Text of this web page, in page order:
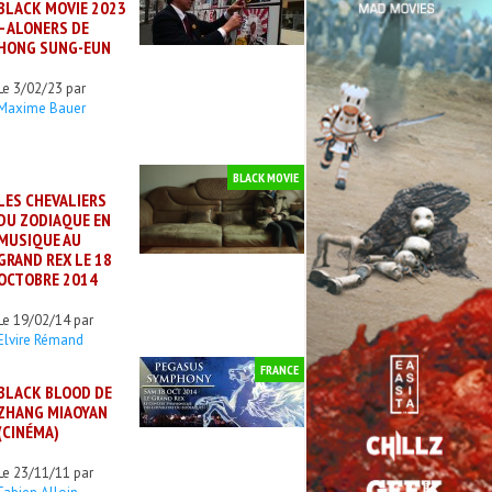
MOVIE 2023
ALONERS DE
SUNG-EUN
3/02/23 par
Bauer
BLACK MOVIE
CHEVALIERS
ZODIAQUE EN
AU
REX LE 18
2014
19/02/14 par
Rémand
FRANCE
BLOOD DE
MIAOYAN
23/11/11 par